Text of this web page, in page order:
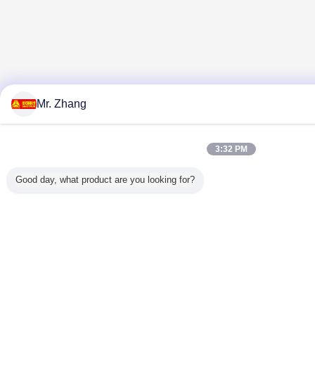
Mr. Zhang
3:32 PM
Good day, what product are you looking for?